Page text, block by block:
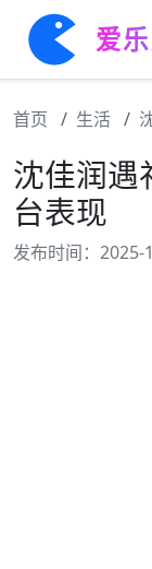
爱
首页 生活
沈佳润遇
台表现
发布时间：2025-